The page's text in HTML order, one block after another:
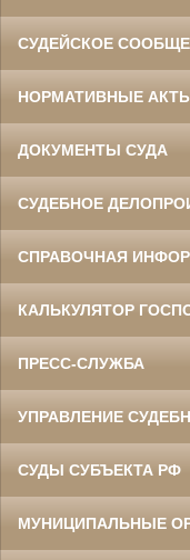
СУДЕЙСКОЕ
НОРМАТИВНЫЕ
ДОКУМЕНТЫ СУДА
СУДЕБНОЕ
СПРАВОЧНАЯ
КАЛЬКУЛЯТОР
ПРЕСС-СЛУЖБА
УПРАВЛЕНИЕ
СУДЫ СУБЪЕКТА РФ
МУНИЦИПАЛЬНЫЕ